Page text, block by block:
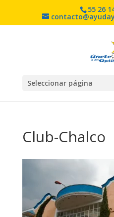
55 26
Seleccionar página
Club-Chalco